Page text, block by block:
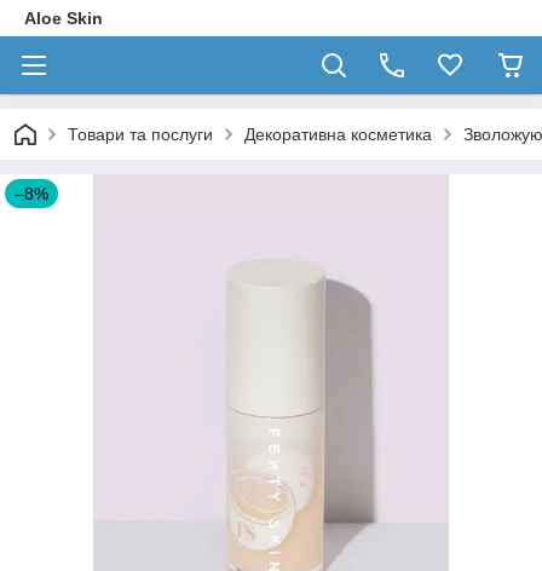
Aloe Skin
Товари та послуги Декоративна косметика
–8%